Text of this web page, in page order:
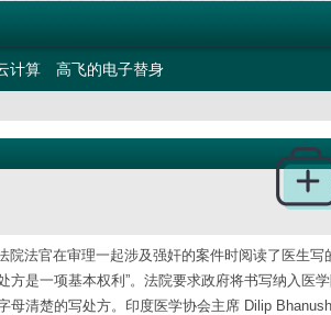
计算 高飞的电子替身
法官在审理一起涉及强奸的案件时阅读了医生写
是一项基本权利”。法院要求政府将书写纳入医
清楚的写处方。印度医学协会主席 Dilip